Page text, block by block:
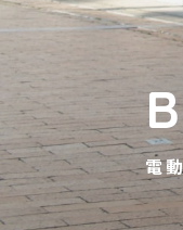
電